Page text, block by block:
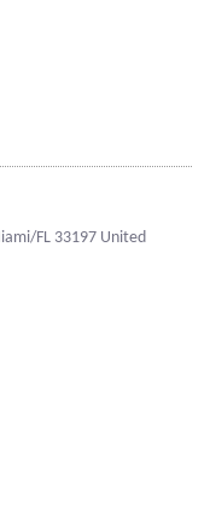
FL 33197 United